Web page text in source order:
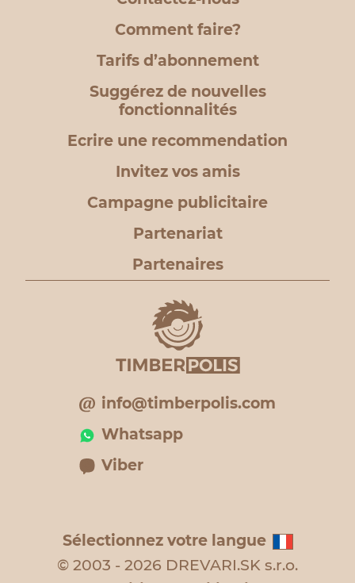
Comment faire?
Tarifs d’abonnement
Suggérez de nouvelles
fonctionnalités
Ecrire une recommendation
Invitez vos amis
Campagne publicitaire
Partenariat
Partenaires
info@timberpolis.com
Whatsapp
Viber
Sélectionnez votre langue
© 2003 - 2026 DREVARI.SK s.r.o.